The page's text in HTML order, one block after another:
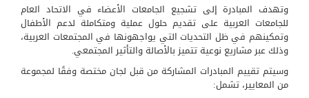
وتهدف المبادرة إلى تشجيع الجامعات الأعضاء في الاتحاد العام
للجامعات العربية على تقديم حلول عملية ومتكاملة لدعم الأطفال
وتمكينهم في ظل التحديات التي يواجهونها في المجتمعات العربية،
وذلك عبر مشاريع نوعية تتميز بالأصالة والتأثير المجتمعي.
وسيتم تقييم المبادرات المشاركة من قبل لجان مختصة وفقًا لمجموعة
من المعايير، تشمل: